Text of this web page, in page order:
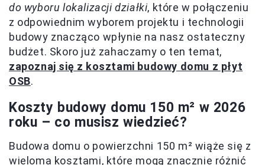
do wyboru lokalizacji działki, które w połączeniu
z odpowiednim wyborem projektu i technologii
budowy znacząco wpłynie na nasz ostateczny
budżet. Skoro już zahaczamy o ten temat,
zapoznaj się z kosztami budowy domu z płyt
OSB.
Koszty budowy domu 150 m² w 2026
roku – co musisz wiedzieć?
Budowa domu o powierzchni 150 m² wiąże się z
wieloma kosztami, które mogą znacznie różnić